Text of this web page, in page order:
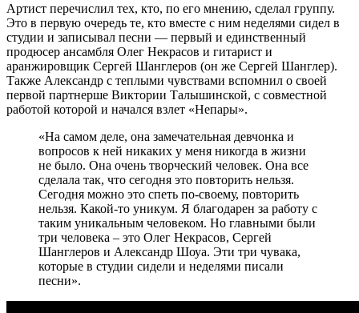
Артист перечислил тех, кто, по его мнению, сделал группу.
Это в первую очередь те, кто вместе с ним неделями сидел в
студии и записывал песни — первый и единственный
продюсер ансамбля Олег Некрасов и гитарист и
аранжировщик Сергей Шанглеров (он же Сергей Шанглер).
Также Александр с теплыми чувствами вспомнил о своей
первой партнерше Виктории Талышинской, с совместной
работой которой и начался взлет «Непары».
«На самом деле, она замечательная девчонка и
вопросов к ней никаких у меня никогда в жизни
не было. Она очень творческий человек. Она все
сделала так, что сегодня это повторить нельзя.
Сегодня можно это спеть по-своему, повторить
нельзя. Какой-то уникум. Я благодарен за работу с
таким уникальным человеком. Но главными были
три человека – это Олег Некрасов, Сергей
Шанглеров и Александр Шоуа. Эти три чувака,
которые в студии сидели и неделями писали
песни».